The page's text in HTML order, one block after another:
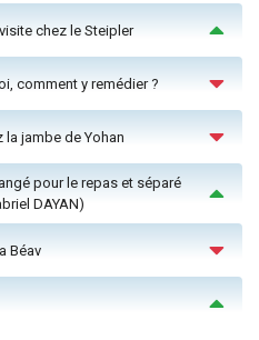
chez le Steipler
comment y remédier ?
la jambe de Yohan
pour le repas et séparé
DAYAN)
Béav